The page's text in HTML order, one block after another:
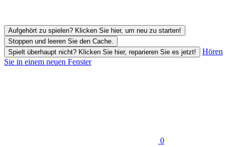
Aufgehört zu spielen? Klicken Sie hier, um neu zu starten!
Stoppen und leeren Sie den Cache.
Spielt überhaupt nicht? Klicken Sie hier, reparieren Sie es jetzt!
Hören
Sie in einem neuen Fenster
0